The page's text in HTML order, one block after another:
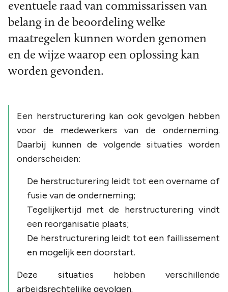
eventuele raad van commissarissen van
belang in de beoordeling welke
maatregelen kunnen worden genomen
en de wijze waarop een oplossing kan
worden gevonden.
Een herstructurering kan ook gevolgen hebben
voor de medewerkers van de onderneming.
Daarbij kunnen de volgende situaties worden
onderscheiden:
De herstructurering leidt tot een overname of
fusie van de onderneming;
Tegelijkertijd met de herstructurering vindt
een reorganisatie plaats;
De herstructurering leidt tot een faillissement
en mogelijk een doorstart.
Deze situaties hebben verschillende
arbeidsrechtelijke gevolgen.